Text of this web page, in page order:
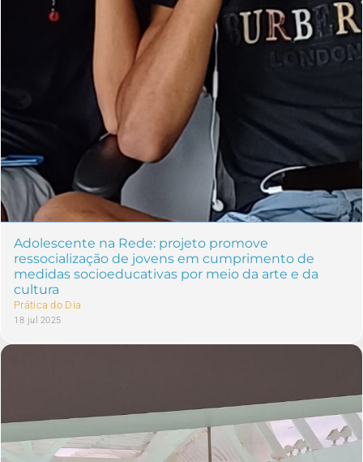
Adolescente na Rede: projeto promove
ressocialização de jovens em cumprimento de
medidas socioeducativas por meio da arte e da
cultura
Prática do Dia
18 jul 2025